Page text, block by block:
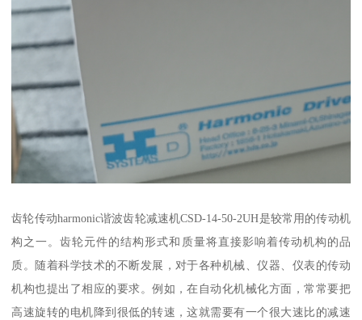
齿轮传动harmonic谐波齿轮减速机CSD-14-50-2UH是较常用的传动机
构之一。齿轮元件的结构形式和质量将直接影响着传动机构的品
质。随着科学技术的不断发展，对于各种机械、仪器、仪表的传动
机构也提出了相应的要求。例如，在自动化机械化方面，常常要把
高速旋转的电机降到很低的转速，这就需要有一个很大速比的减速